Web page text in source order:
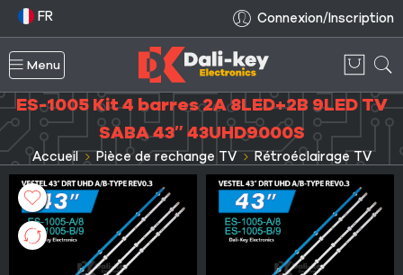
FR Connexion/Inscription
Menu
ES-1005 Kit 4 barres 2A 8LED+2B 9LED TV
SABA 43″ 43UHD9000S
Accueil Pièce de rechange TV Rétroéclairage TV